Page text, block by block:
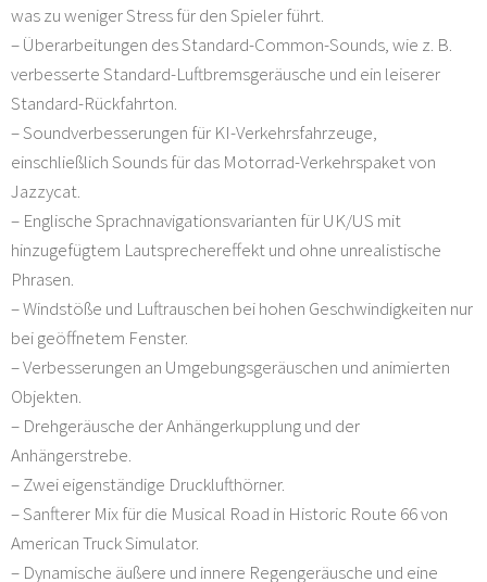
was zu weniger Stress für den Spieler führt.
– Überarbeitungen des Standard-Common-Sounds, wie z. B.
verbesserte Standard-Luftbremsgeräusche und ein leiserer
Standard-Rückfahrton.
– Soundverbesserungen für KI-Verkehrsfahrzeuge,
einschließlich Sounds für das Motorrad-Verkehrspaket von
Jazzycat.
– Englische Sprachnavigationsvarianten für UK/US mit
hinzugefügtem Lautsprechereffekt und ohne unrealistische
Phrasen.
– Windstöße und Luftrauschen bei hohen Geschwindigkeiten nur
bei geöffnetem Fenster.
– Verbesserungen an Umgebungsgeräuschen und animierten
Objekten.
– Drehgeräusche der Anhängerkupplung und der
Anhängerstrebe.
– Zwei eigenständige Drucklufthörner.
– Sanfterer Mix für die Musical Road in Historic Route 66 von
American Truck Simulator.
– Dynamische äußere und innere Regengeräusche und eine